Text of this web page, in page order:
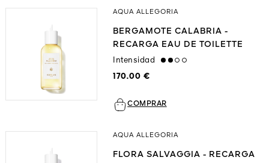
AQUA ALLEGORIA
BERGAMOTE CALABRIA -
RECARGA EAU DE TOILETTE
Intensidad
medium
170.00 €
COMPRAR
AQUA ALLEGORIA
FLORA SALVAGGIA - RECARGA